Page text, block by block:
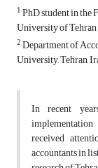
1PhD student in the
University of Tehran
2Department of
University, Tehran,
In recent
received
accountants in